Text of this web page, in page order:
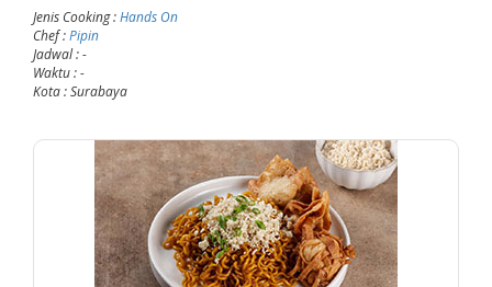
Jenis Cooking:Hands On
Chef:Pipin
Jadwal: -
Waktu: -
Kota: Surabaya